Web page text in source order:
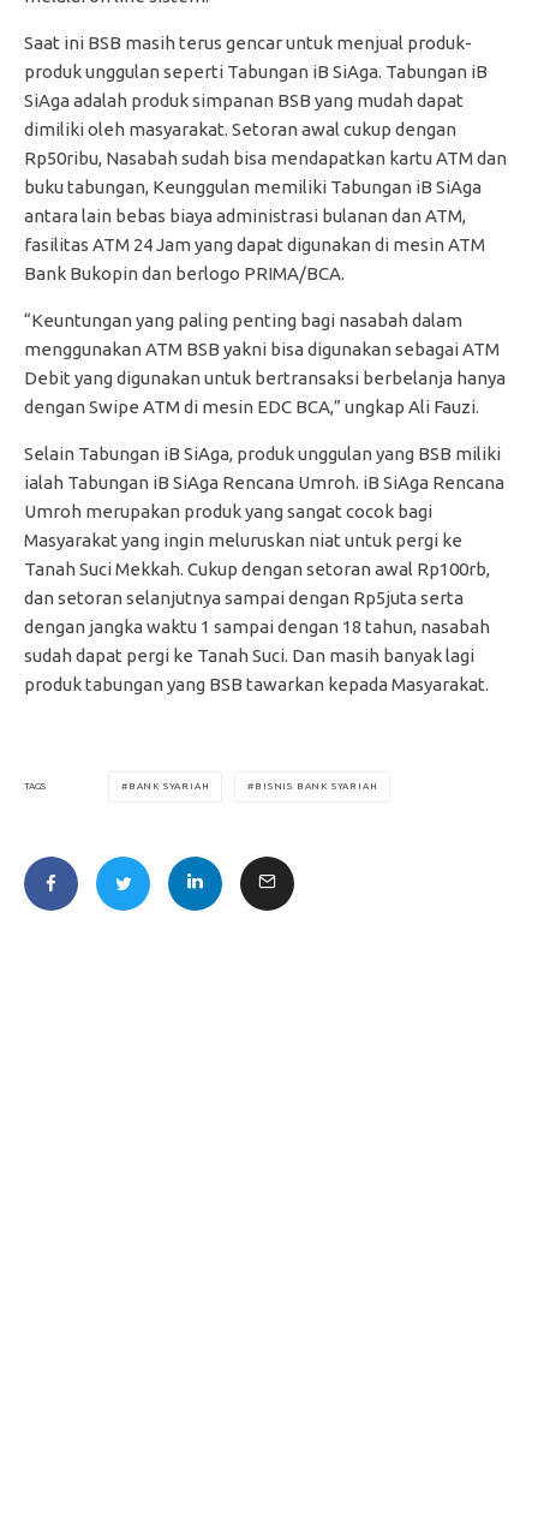
Saat ini BSB masih terus gencar untuk menjual produk-
produk unggulan seperti Tabungan iB SiAga. Tabungan iB
SiAga adalah produk simpanan BSB yang mudah dapat
dimiliki oleh masyarakat. Setoran awal cukup dengan
Rp50ribu, Nasabah sudah bisa mendapatkan kartu ATM dan
buku tabungan, Keunggulan memiliki Tabungan iB SiAga
antara lain bebas biaya administrasi bulanan dan ATM,
fasilitas ATM 24 Jam yang dapat digunakan di mesin ATM
Bank Bukopin dan berlogo PRIMA/BCA.
“Keuntungan yang paling penting bagi nasabah dalam
menggunakan ATM BSB yakni bisa digunakan sebagai ATM
Debit yang digunakan untuk bertransaksi berbelanja hanya
dengan Swipe ATM di mesin EDC BCA,” ungkap Ali Fauzi.
Selain Tabungan iB SiAga, produk unggulan yang BSB miliki
ialah Tabungan iB SiAga Rencana Umroh. iB SiAga Rencana
Umroh merupakan produk yang sangat cocok bagi
Masyarakat yang ingin meluruskan niat untuk pergi ke
Tanah Suci Mekkah. Cukup dengan setoran awal Rp100rb,
dan setoran selanjutnya sampai dengan Rp5juta serta
dengan jangka waktu 1 sampai dengan 18 tahun, nasabah
sudah dapat pergi ke Tanah Suci. Dan masih banyak lagi
produk tabungan yang BSB tawarkan kepada Masyarakat.
TAGS BANK SYARIAH BISNIS BANK SYARIAH